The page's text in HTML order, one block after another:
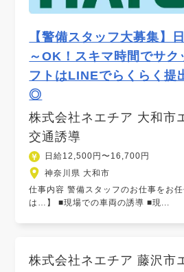
【警備スタッフ大募集】
～OK！スキマ時間でサク
フトはLINEでらくらく提
◎
株式会社ネエチア 大和市
交通誘導
日給12,500円〜16,700円
神奈川県 大和市
仕事内容 警備スタッフのお仕事をお
は…】 ■現場での車両の誘導 ■現...
株式会社ネエチア 藤沢市